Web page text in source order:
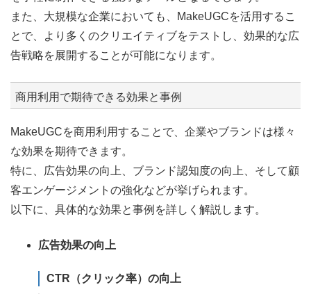
また、大規模な企業においても、MakeUGCを活用するこ
とで、より多くのクリエイティブをテストし、効果的な広
告戦略を展開することが可能になります。
商用利用で期待できる効果と事例
MakeUGCを商用利用することで、企業やブランドは様々
な効果を期待できます。
特に、広告効果の向上、ブランド認知度の向上、そして顧
客エンゲージメントの強化などが挙げられます。
以下に、具体的な効果と事例を詳しく解説します。
広告効果の向上
CTR（クリック率）の向上